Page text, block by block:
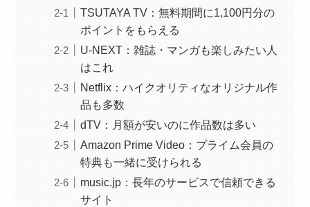
TSUTAYA TV：無料期間に1,100円分の
ポイントをもらえる
U-NEXT：雑誌・マンガも楽しみたい人
はこれ
Netflix：ハイクオリティなオリジナル作
品も多数
dTV：月額が安いのに作品数は多い
Amazon Prime Video：プライム会員の
特典も一緒に受けられる
music.jp：長年のサービスで信頼できる
サイト